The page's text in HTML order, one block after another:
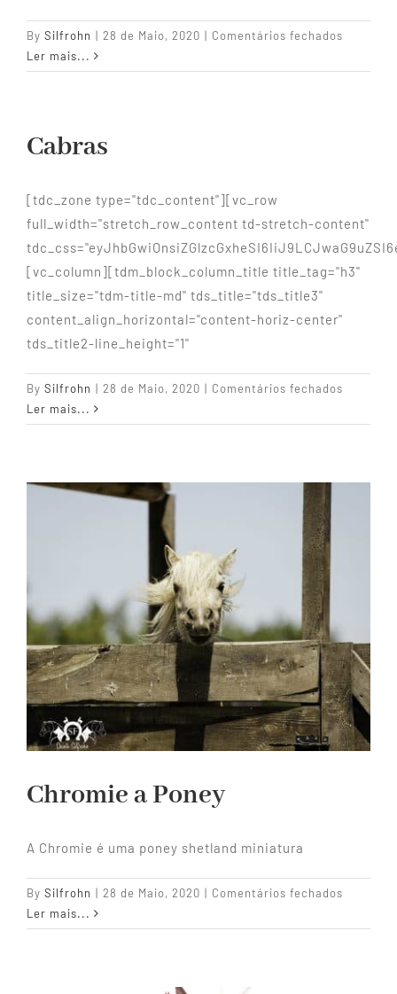
By Silfrohn | 28 de Maio, 2020 | Comentários fechados
a
Ler mais...
Cabras
[tdc_zone type="tdc_content"][vc_row
full_width="stretch_row_content td-stretch-content"
[vc_column][tdm_block_column_title title_tag="h3"
title_size="tdm-title-md" tds_title="tds_title3"
content_align_horizontal="content-horiz-center"
tds_title2-line_height="1"
By Silfrohn | 28 de Maio, 2020 | Comentários fechados
Ler mais...
Chromie a Poney
A Chromie é uma poney shetland miniatura
By Silfrohn | 28 de Maio, 2020 | Comentários fechados
a
Ler mais...